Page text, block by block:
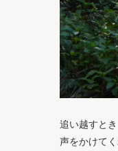
追い越すと
声をかけて